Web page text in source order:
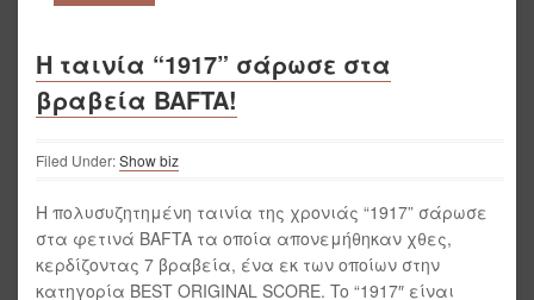
Η ταινία “1917” σάρωσε στα
βραβεία BAFTA!
Filed Under:Show biz
Η πολυσυζητημένη ταινία της χρονιάς “1917” σάρωσε
στα φετινά BAFTA τα οποία απονεμήθηκαν χθες,
κερδίζοντας 7 βραβεία, ένα εκ των οποίων στην
κατηγορία BEST ORIGINAL SCORE. To “1917″ είναι